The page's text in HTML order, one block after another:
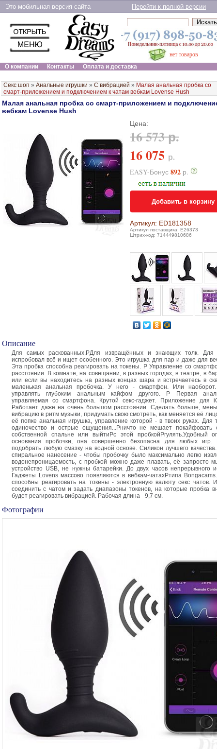
Это мобильная версия сайта Перейти к полной версии
нет товаров
О компании
Контакты Оплата и доставка
Секс шоп » Анальные игрушки » С вибрацией » Малая анальная пробка со
смарт-приложением и подключением к чатам вебкам Lovense Hush
Малая анальная пробка со смарт-приложением и
вебкам Lovense Hush
Цена:
16 573 р.
16 075 р.
EASY-Бонус 892 р.
Добавить в корзину
Артикул: ED181358
Артикул поставщика: E26373
Штрих-код: 714449810686
Описание
Для самых раскованных.PДля извращённых и знающих толк. Для
испробовал всё и ищет особенного. Это игрушка для пар и даже для
Эта пробка способна реагировать на токены. P Управление со
расстоянии. В комнате, на совещании, в разных городах, в театрe, в
или если вы находитесь на разных концах шара и встречаетесь в
маленькая анальная пробочка. У него - смартфон. Или
управлять глубоким анальным кайфом другого. P Первая
управляемая со смартфона. Крутой секс-гаджет. Приложение для
Работает даже на очень большом расстоянии. Сделать больше,
вибрацию в ритм музыки, придумать свою смотреть, как меняется её
её попке анальная игрушка, управление которой - в твоих руках. Для
одиночество и острые ощущения...Pничто не мешает покайфовать
собственной спальне или выйтиPс этой пробкойPгулять.Удобный
основания пробочки, она совершенно безопасна для любых
подобрать любую смазку на водной основе. Силикон лучшего
спиральное нанесение - чтобы пробочку было максимально легко
водонепроницаемость, с пробкой можно даже плавать, её запросто
устройство USB, не нужны батарейки. До двух часов непрерывного
Гаджеты Lovens массово появляются в вебкам-чатахPтипа
способны реагировать на токены - электронную валюту секс чатов.
соединить с чатом и задать диапазоны токенов, на которые пробка
будет реагировать вибрацией. Рабочая длина - 9,7 см.
Фотографии